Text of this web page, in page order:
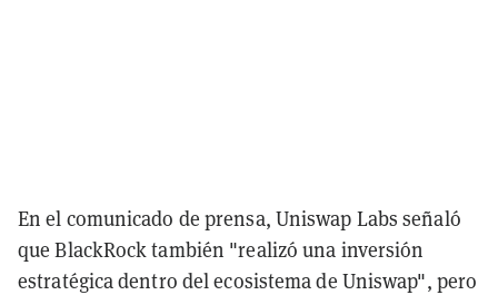
En el comunicado de prensa, Uniswap Labs señaló
que BlackRock también "realizó una inversión
estratégica dentro del ecosistema de Uniswap", pero